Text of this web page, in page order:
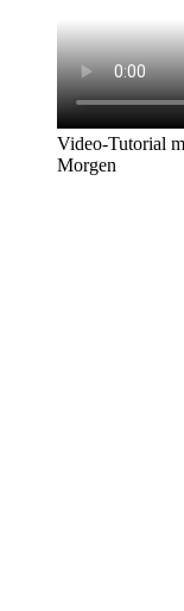
Video-Tutorial
Morgen